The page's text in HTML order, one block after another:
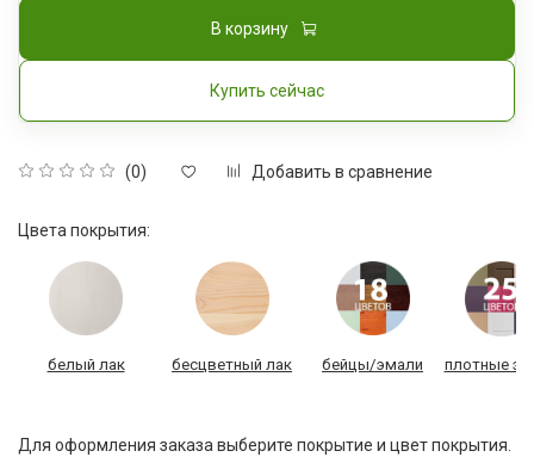
(0) Добавить в сравнение
В корзину
Купить сейчас
Цвета покрытия:
белый лак бесцветный лак бейцы/эмали плотные
Для оформления заказа выберите покрытие и цвет покрытия.